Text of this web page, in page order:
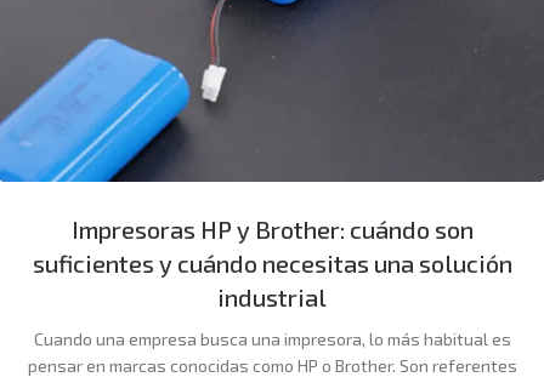
Impresoras HP y Brother: cuándo son
suficientes y cuándo necesitas una solución
industrial
Cuando una empresa busca una impresora, lo más habitual es
pensar en marcas conocidas como HP o Brother. Son referentes